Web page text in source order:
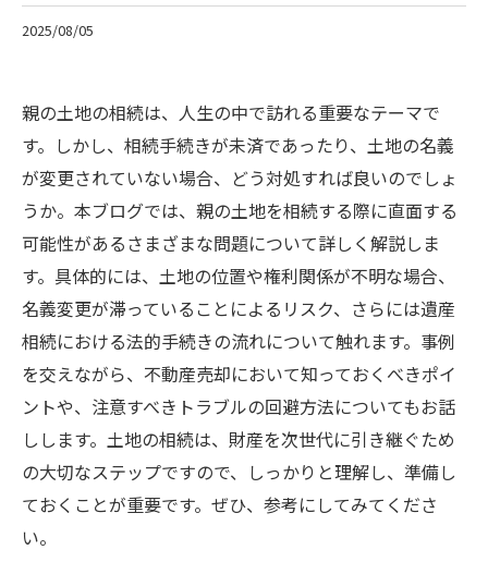
2025/08/05
親の土地の相続は、人生の中で訪れる重要なテーマで
す。しかし、相続手続きが未済であったり、土地の名義
が変更されていない場合、どう対処すれば良いのでしょ
うか。本ブログでは、親の土地を相続する際に直面する
可能性があるさまざまな問題について詳しく解説しま
す。具体的には、土地の位置や権利関係が不明な場合、
名義変更が滞っていることによるリスク、さらには遺産
相続における法的手続きの流れについて触れます。事例
を交えながら、不動産売却において知っておくべきポイ
ントや、注意すべきトラブルの回避方法についてもお話
しします。土地の相続は、財産を次世代に引き継ぐため
の大切なステップですので、しっかりと理解し、準備し
ておくことが重要です。ぜひ、参考にしてみてくださ
い。